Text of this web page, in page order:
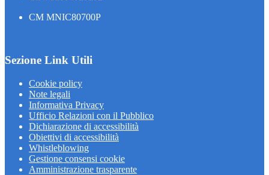
CM MNIC80700P
Sezione Link Utili
Cookie policy
Note legali
Informativa Privacy
Ufficio Relazioni con il Pubblico
Dichiarazione di accessibilità
Obiettivi di accessibilità
Whistleblowing
Gestione consensi cookie
Amministrazione trasparente